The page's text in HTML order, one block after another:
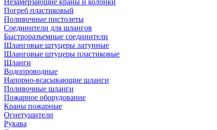
Погреб пластиковый
Поливочные пистолеты
Соединители для шлангов
Быстроразъемные соединители
Шланговые штуцеры латунные
Шланговые штуцеры пластиковые
Шланги
Водопроводные
Напорно-всасывающие шланги
Поливочные шланги
Пожарное оборудование
Краны пожарные
Огнетушители
Рукава